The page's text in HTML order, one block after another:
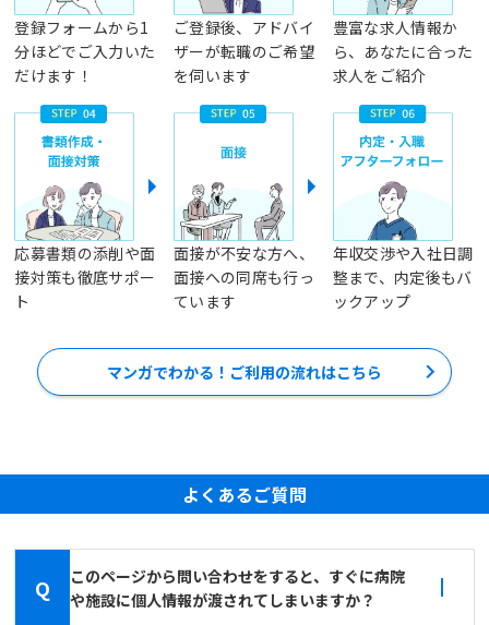
登録フォームから1
分ほどでご入力いた
だけます！
ご登録後、アドバイ
ザーが転職のご希望
を伺います
豊富な求人情報か
ら、あなたに合った
求人をご紹介
応募書類の添削や面
接対策も徹底サポー
ト
面接が不安な方へ、
面接への同席も行っ
ています
年収交渉や入社日調
整まで、内定後もバ
ックアップ
マンガでわかる！ご利用の流れはこちら
よくあるご質問
Q
このページから問い合わせをすると、すぐに病院
や施設に個人情報が渡されてしまいますか？